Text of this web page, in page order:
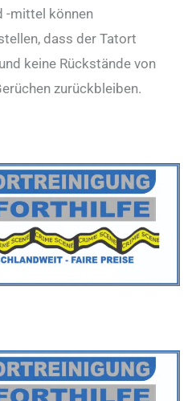
-mittel können
dass der Tatort
keine Rückstände von
zurückbleiben.